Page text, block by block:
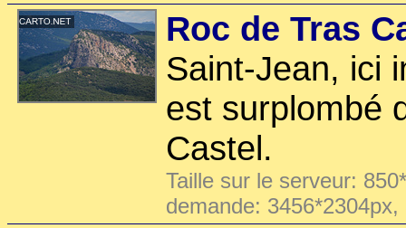
Roc de Tras
Saint-Jean, ici
est surplombé
Castel.
Taille sur le serveur:
demande: